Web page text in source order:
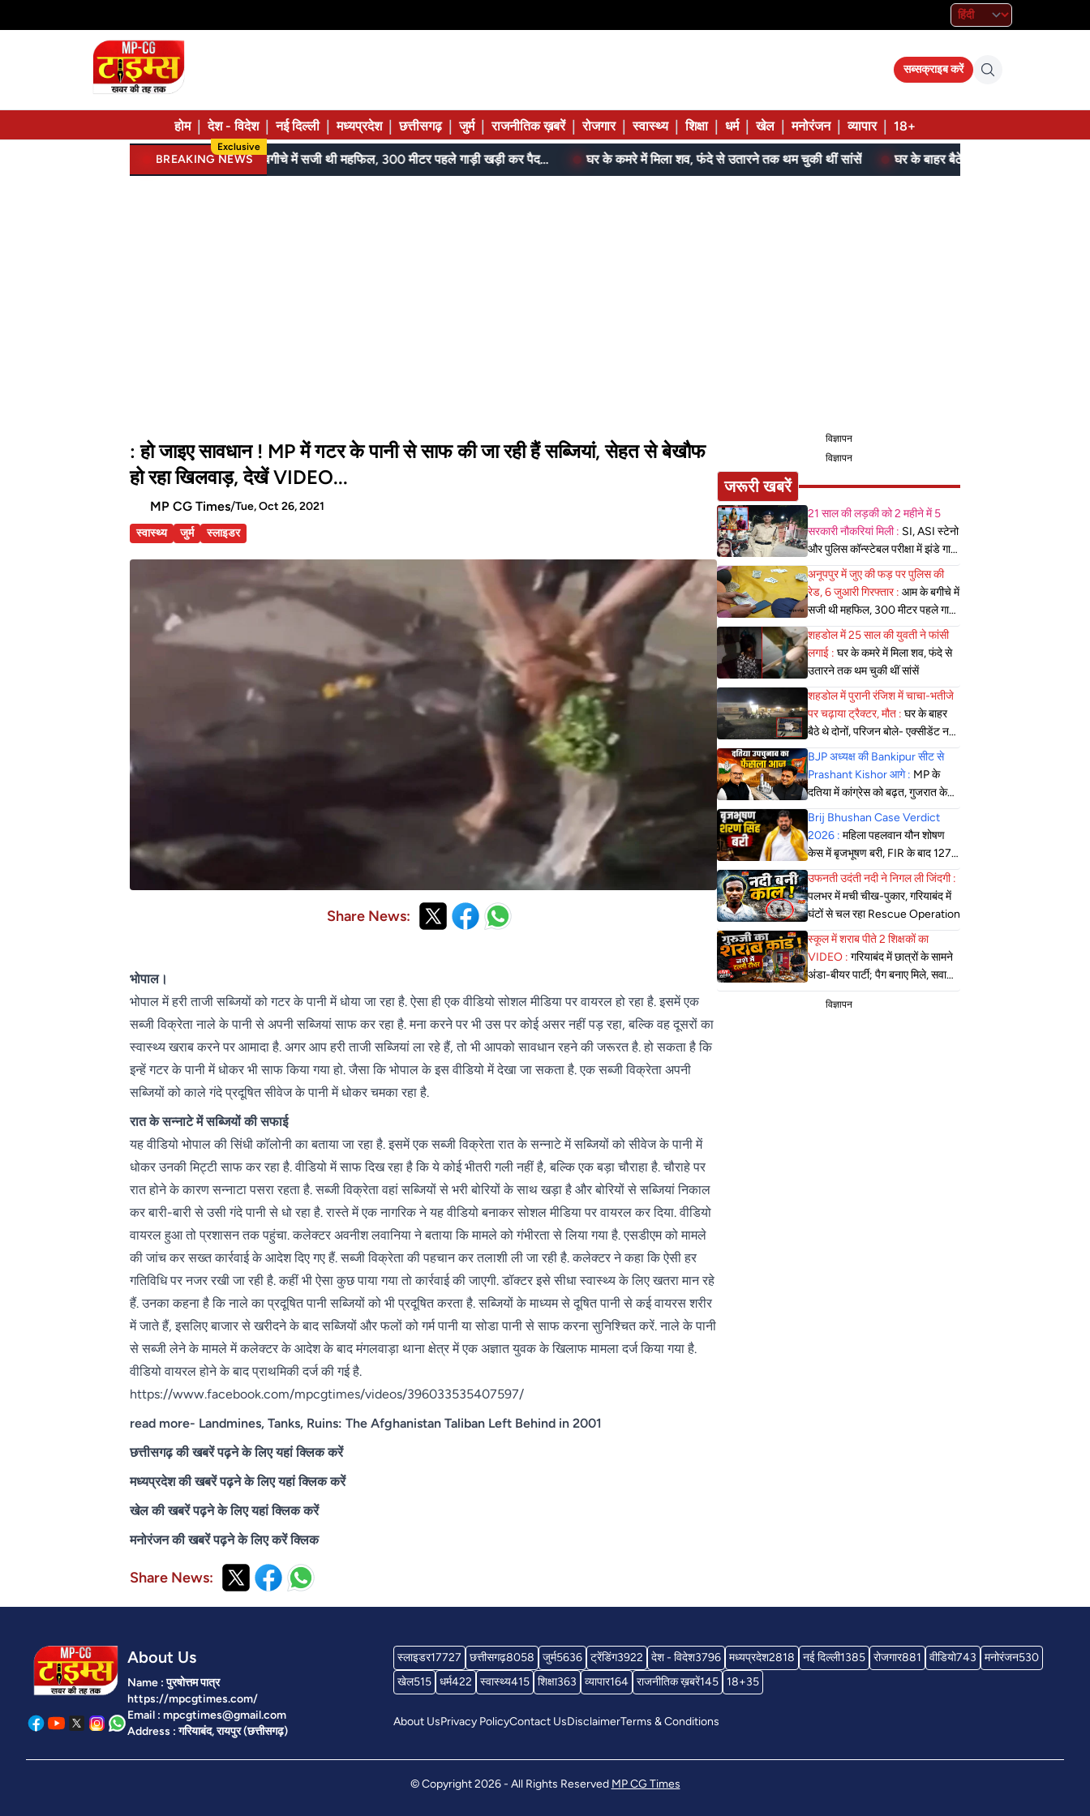
सब्सक्राइब करें
होम देश - विदेश नई दिल्ली मध्यप्रदेश छत्तीसगढ़ जुर्म राजनीतिक ख़बरें रोजगार स्वास्थ्य शिक्षा धर्म खेल मनोरंजन व्यापार 18+
BREAKING NEWS
Exclusive
आम के बगीचे में सजी थी महफिल, 300 मीटर पहले गाड़ी खड़ी कर पैदल पहुंची पुलिस घर के कमरे में मिला शव, फंदे से उतारने तक थम चुकी थीं सांसें
: हो जाइए सावधान ! MP में गटर के पानी से साफ की जा रही हैं सब्जियां, सेहत से बेखौफ
हो रहा खिलवाड़, देखें VIDEO...
MP CG Times/Tue, Oct 26, 2021
स्वास्थ्य
जुर्म स्लाइडर
Share News:
भोपाल।
भोपाल में हरी ताजी सब्जियों को गटर के पानी में धोया जा रहा है. ऐसा ही एक वीडियो सोशल मीडिया पर वायरल हो रहा है. इसमें एक
सब्जी विक्रेता नाले के पानी से अपनी सब्जियां साफ कर रहा है. मना करने पर भी उस पर कोई असर नहीं पड़ रहा, बल्कि वह दूसरों का
स्वास्थ्य खराब करने पर आमादा है. अगर आप हरी ताजी सब्जियां ला रहे हैं, तो भी आपको सावधान रहने की जरूरत है. हो सकता है कि
इन्हें गटर के पानी में धोकर भी साफ किया गया हो. जैसा कि भोपाल के इस वीडियो में देखा जा सकता है. एक सब्जी विक्रेता अपनी
सब्जियों को काले गंदे प्रदूषित सीवेज के पानी में धोकर चमका रहा है.
रात के सन्नाटे में सब्जियों की सफाई
यह वीडियो भोपाल की सिंधी कॉलोनी का बताया जा रहा है. इसमें एक सब्जी विक्रेता रात के सन्नाटे में सब्जियों को सीवेज के पानी में
धोकर उनकी मिट्टी साफ कर रहा है. वीडियो में साफ दिख रहा है कि ये कोई भीतरी गली नहीं है, बल्कि एक बड़ा चौराहा है. चौराहे पर
रात होने के कारण सन्नाटा पसरा रहता है. सब्जी विक्रेता वहां सब्जियों से भरी बोरियों के साथ खड़ा है और बोरियों से सब्जियां निकाल
कर बारी-बारी से उसी गंदे पानी से धो रहा है. रास्ते में एक नागरिक ने यह वीडियो बनाकर सोशल मीडिया पर वायरल कर दिया. वीडियो
वायरल हुआ तो प्रशासन तक पहुंचा. कलेक्टर अवनीश लवानिया ने बताया कि मामले को गंभीरता से लिया गया है. एसडीएम को मामले
की जांच कर सख्त कार्रवाई के आदेश दिए गए हैं. सब्जी विक्रेता की पहचान कर तलाशी ली जा रही है. कलेक्टर ने कहा कि ऐसी हर
गतिविधि पर नजर रखी जा रही है. कहीं भी ऐसा कुछ पाया गया तो कार्रवाई की जाएगी. डॉक्टर इसे सीधा स्वास्थ्य के लिए खतरा मान रहे
हैं. उनका कहना है कि नाले का प्रदूषित पानी सब्जियों को भी प्रदूषित करता है. सब्जियों के माध्यम से दूषित पानी से कई वायरस शरीर
में जाते हैं, इसलिए बाजार से खरीदने के बाद सब्जियों और फलों को गर्म पानी या सोडा पानी से साफ करना सुनिश्चित करें. नाले के पानी
से सब्जी लेने के मामले में कलेक्टर के आदेश के बाद मंगलवाड़ा थाना क्षेत्र में एक अज्ञात युवक के खिलाफ मामला दर्ज किया गया है.
वीडियो वायरल होने के बाद प्राथमिकी दर्ज की गई है.
https://www.facebook.com/mpcgtimes/videos/396033535407597/
read more- Landmines, Tanks, Ruins: The Afghanistan Taliban Left Behind in 2001
छत्तीसगढ़ की खबरें पढ़ने के लिए यहां क्लिक करें
मध्यप्रदेश की खबरें पढ़ने के लिए यहां क्लिक करें
खेल की खबरें पढ़ने के लिए यहां क्लिक करें
मनोरंजन की खबरें पढ़ने के लिए करें क्लिक
Share News:
विज्ञापन
विज्ञापन
जरूरी खबरें
21 साल की लड़की को 2 महीने में 5
सरकारी नौकरियां मिली : SI, ASI स्टेनो
और पुलिस कॉन्स्टेबल परीक्षा में झंडे गाड़े,
लेकिन MBBS सीट नहीं मिला, पढ़िए
शहडोल संभाग के शुभांगी की कहा
अनूपपुर में जुए की फड़ पर पुलिस की
रेड, 6 जुआरी गिरफ्तार : आम के बगीचे में
सजी थी महफिल, 300 मीटर पहले गाड़ी
खड़ी कर पैदल पहुंची पुलिस
शहडोल में 25 साल की युवती ने फांसी
लगाई : घर के कमरे में मिला शव, फंदे से
उतारने तक थम चुकी थीं सांसें
शहडोल में पुरानी रंजिश में चाचा-भतीजे
पर चढ़ाया ट्रैक्टर, मौत : घर के बाहर
बैठे थे दोनों, परिजन बोले- एक्सीडेंट नहीं,
सोची-समझी हत्या; एसपी बोले- दबिश
जारी
BJP अध्यक्ष की Bankipur सीट से
Prashant Kishor आगे : MP के
दतिया में कांग्रेस को बढ़त, गुजरात के
मंजलपुर में भाजपा की जीत लगभग तय
Brij Bhushan Case Verdict
2026 : महिला पहलवान यौन शोषण
केस में बृजभूषण बरी, FIR के बाद 127
सुनवाई, कोर्ट ने सुनाया फैसला
उफनती उदंती नदी ने निगल ली जिंदगी :
पलभर में मची चीख-पुकार, गरियाबंद में
घंटों से चल रहा Rescue Operation
स्कूल में शराब पीते 2 शिक्षकों का
VIDEO : गरियाबंद में छात्रों के सामने
अंडा-बीयर पार्टी; पैग बनाए मिले, सवाल
पूछने पर कहा- गेट आउट
विज्ञापन
About Us
Name : पुरषोत्तम पात्र
https://mpcgtimes.com/
Email : mpcgtimes@gmail.com
Address : गरियाबंद, रायपुर (छत्तीसगढ़)
स्लाइडर17727 छत्तीसगढ़8058 जुर्म5636 ट्रेंडिंग3922 देश - विदेश3796 मध्यप्रदेश2818 नई दिल्ली1385 रोजगार881 वीडियो743 मनोरंजन530
खेल515 धर्म422 स्वास्थ्य415 शिक्षा363 व्यापार164 राजनीतिक ख़बरें145 18+35
About UsPrivacy PolicyContact UsDisclaimerTerms & Conditions
© Copyright 2026 - All Rights Reserved MP CG Times